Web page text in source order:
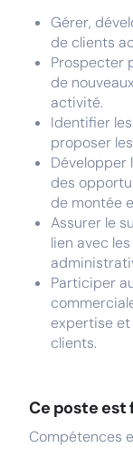
Gérer,
de clients
Prospecter
de
activité.
Identifier
proposer
Développer
des
de montée
Assurer le
lien avec
Participer
expertise
clients.
Ce poste est
Compétences